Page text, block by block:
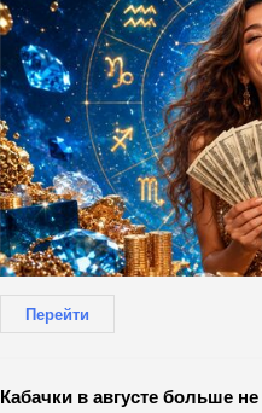
Перейти
Кабачки в августе больше